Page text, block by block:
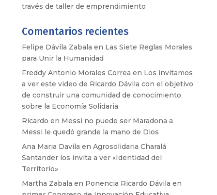
través de taller de emprendimiento
Comentarios recientes
Felipe Dávila Zabala en Las Siete Reglas Morales
para Unir la Humanidad
Freddy Antonio Morales Correa en Los invitamos
a ver este video de Ricardo Dávila con el objetivo
de construir una comunidad de conocimiento
sobre la Economía Solidaria
Ricardo en Messi no puede ser Maradona a
Messi le quedó grande la mano de Dios
Ana Maria Davila en Agrosolidaria Charalá
Santander los invita a ver «Identidad del
Territorio»
Martha Zabala en Ponencia Ricardo Dávila en